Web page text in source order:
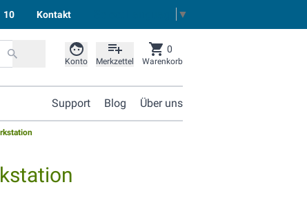
10 Kontakt ▼
Konto Merkzettel Warenkorb
0
Support Blog Über uns